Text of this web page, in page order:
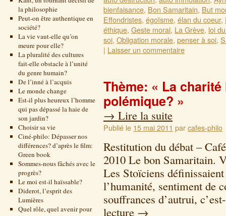
la philosophie
Peut-on être authentique en
société?
La vie vaut-elle qu’on
meure pour elle?
La pluralité des cultures
fait-elle obstacle à l’unité
du genre humain?
De l’inné à l’acquis
Le monde change
Est-il plus heureux l’homme
qui pas dépassé la haie de
son jardin?
Choisir sa vie
Ciné-philo: Dépasser nos
différences? d’après le film:
Green book
Sommes-nous fâchés avec le
progrès?
Le moi est-il haïssable?
Diderot, l’esprit des
Lumières
Quel rôle, quel avenir pour
bienfaisance, Bon Samaritain, But
Effondristes, égoïsme, élan du coeur,
éthique, Geste moral, La Grève, loi
soi, Obligation morale, penser à soi,
| Laisser un commentaire
Thème: « La
polémique? »
→ Lire la suite
Publié le 15 mai 2011 parcafes-philo
Restitution du débat –
2010 Le bon Samaritain.
Les Stoïciens
l’humanité, sentiment de
souffrances d’autrui,
lecture →